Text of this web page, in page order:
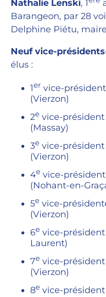
Nathalie Lenski, 1
Barangeon, par 28
Delphine Piétu,
Neuf vice-
élus :
1er vice-
(Vierzon)
2e vice-président
(Massay)
3e vice-président
(Vierzon)
4e vice-
(Nohant-en-
5e vice-
(Vierzon)
6e vice-président
Laurent)
7e vice-
(Vierzon)
8e vice-président